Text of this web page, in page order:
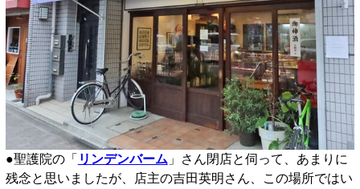
●聖護院の「 リンデンバーム 」さん閉店と伺って、あまりに
残念と思いましたが、店主の吉田英明さん、この場所ではい